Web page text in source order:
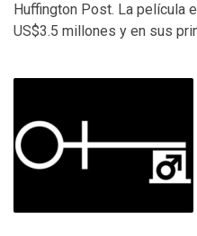
Huffington Post. La película
US$3.5 millones y en sus